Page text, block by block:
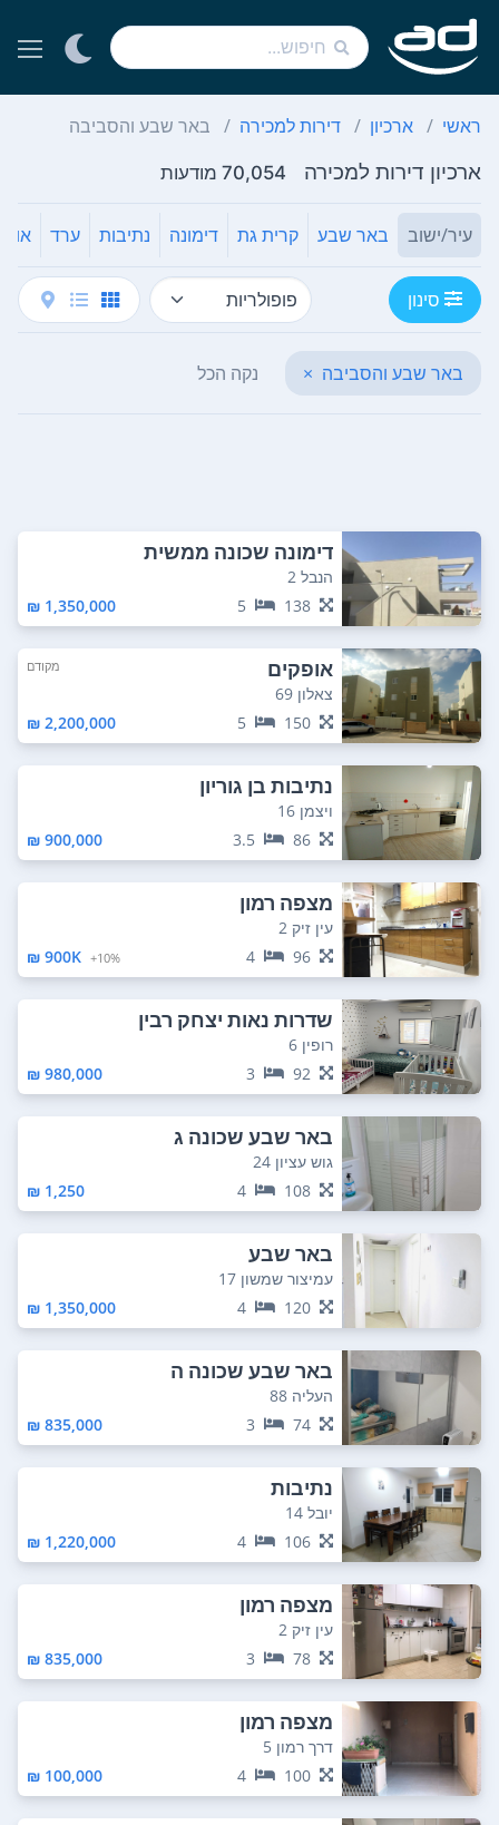
ראשי ארכיון דירות למכירה באר שבע והסביבה
ארכיון דירות למכירה 70,054 מודעות
עיר/ישוב באר שבע קרית גת דימונה נתיבות ערד
סינון
באר שבע והסביבה × נקה הכל
דימונה שכונה ממשית
הנבל 2
138
5
1,350,000 ₪
אופקים מקודם
צאלון 69
150
5
2,200,000 ₪
נתיבות בן גוריון
ויצמן 16
86
3.5
900,000 ₪
מצפה רמון
עין זיק 2
96
4
10%+
900K ₪
שדרות נאות יצחק רבין
רופין 6
92
3
980,000 ₪
באר שבע שכונה ג
גוש עציון 24
108
4
1,250 ₪
באר שבע
עמיצור שמשון 17
120
4
1,350,000 ₪
באר שבע שכונה ה
העליה 88
74
3
835,000 ₪
נתיבות
יובל 14
106
4
1,220,000 ₪
מצפה רמון
עין זיק 2
78
3
835,000 ₪
מצפה רמון
דרך רמון 5
100
4
100,000 ₪